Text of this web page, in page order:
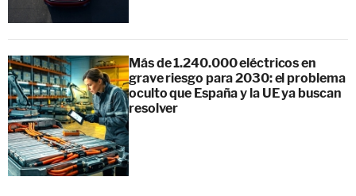
Más de 1.240.000 eléctricos en
grave riesgo para 2030: el problema
oculto que España y la UE ya buscan
resolver